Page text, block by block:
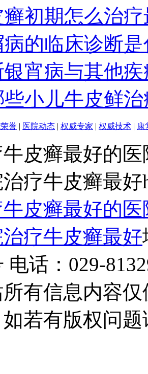
初期怎么治
的临床诊断
宵病与其他
小儿牛皮鲜
誉 | 医院动态 | 权威专家 | 权威技术 | 康
皮癣最好的
疗牛皮癣最好
皮癣最好的
疗牛皮癣最好
电话：029-
有信息内容
若有版权问